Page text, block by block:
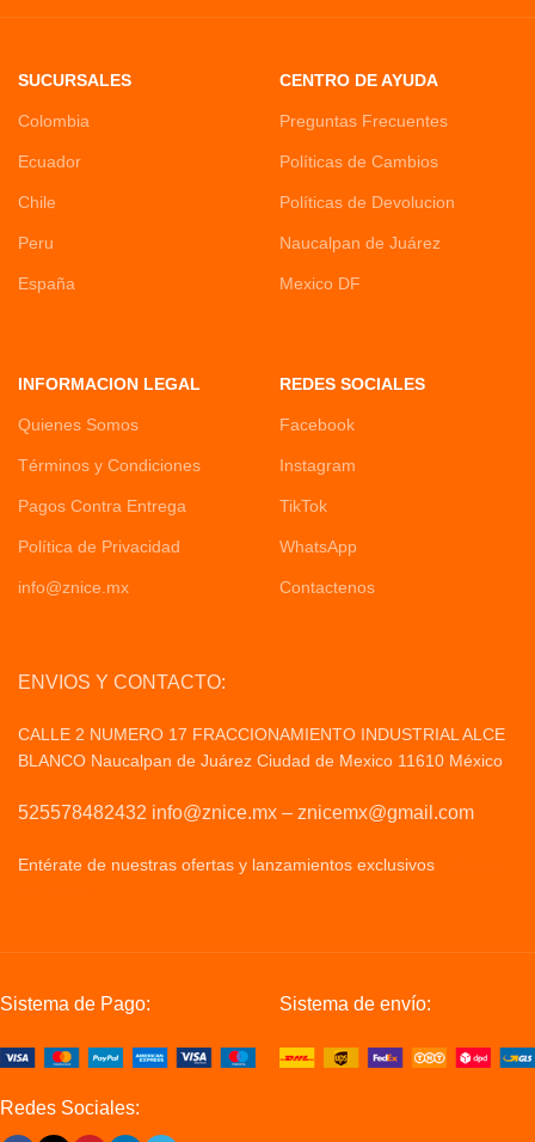
SUCURSALES
Colombia
Ecuador
Chile
Peru
España
CENTRO DE AYUDA
Preguntas Frecuentes
Políticas de Cambios
Políticas de Devolucion
Naucalpan de Juárez
Mexico DF
INFORMACION LEGAL
Quienes Somos
Términos y Condiciones
Pagos Contra Entrega
Política de Privacidad
info@znice.mx
REDES SOCIALES
Facebook
Instagram
TikTok
WhatsApp
Contactenos
ENVIOS Y CONTACTO:
CALLE 2 NUMERO 17 FRACCIONAMIENTO INDUSTRIAL ALCE
BLANCO Naucalpan de Juárez Ciudad de Mexico 11610 México
525578482432 info@znice.mx – znicemx@gmail.com
Entérate de nuestras ofertas y lanzamientos exclusivos
Sistema de Pago: Sistema de envío:
Redes Sociales: